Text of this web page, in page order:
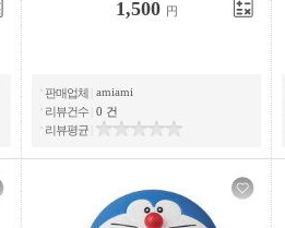
1,500 円
판매업체 amiami
리뷰건수 0 건
리뷰평균